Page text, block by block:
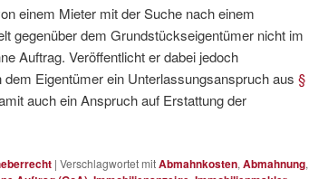
einem Mieter mit der Suche nach einem
gegenüber dem Grundstückseigentümer nicht im
Auftrag. Veröffentlicht er dabei jedoch
Eigentümer ein Unterlassungsanspruch aus §
auch ein Anspruch auf Erstattung der
| Verschlagwortet mitAbmahnkosten, Abmahnung,